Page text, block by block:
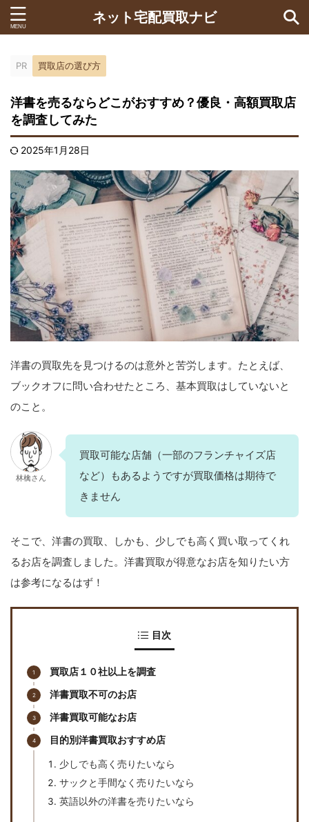
ネット宅配買取ナビ
PR 買取店の選び方
洋書を売るならどこがおすすめ？優良・高額買取店
を調査してみた
2025年1月28日
洋書の買取先を見つけるのは意外と苦労します。たとえば、
ブックオフに問い合わせたところ、基本買取はしていないと
のこと。
林檎さん
買取可能な店舗（一部のフランチャイズ店
など）もあるようですが買取価格は期待で
きません
そこで、洋書の買取、しかも、少しでも高く買い取ってくれ
るお店を調査しました。洋書買取が得意なお店を知りたい方
は参考になるはず！
目次
買取店１０社以上を調査
洋書買取不可のお店
洋書買取可能なお店
目的別洋書買取おすすめ店
少しでも高く売りたいなら
サックと手間なく売りたいなら
英語以外の洋書を売りたいなら